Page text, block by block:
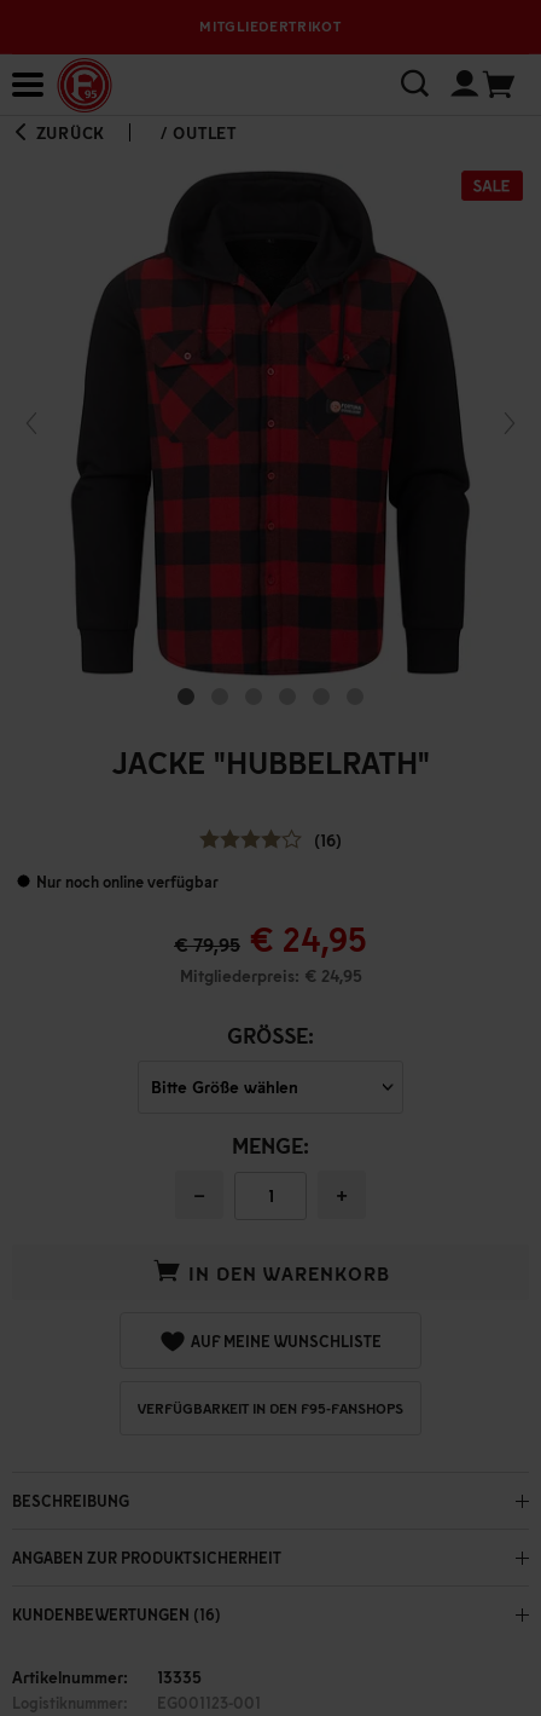
MITGLIEDERTRIKOT
ZURÜCK / OUTLET
JACKE "HUBBELRATH"
(16)
Nur noch online verfügbar
€ 79,95 € 24,95
Mitgliederpreis: € 24,95
GRÖSSE:
MENGE:
− +
IN DEN WARENKORB
AUF MEINE WUNSCHLISTE
VERFÜGBARKEIT IN DEN F95-FANSHOPS
BESCHREIBUNG
ANGABEN ZUR PRODUKTSICHERHEIT
KUNDENBEWERTUNGEN (16)
Artikelnummer: 13335
Logistiknummer: EG001123-001